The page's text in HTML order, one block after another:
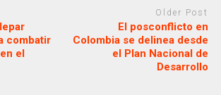
combatir
el
Older Post
El posconflicto en
Colombia se delinea desde
el Plan Nacional de
Desarrollo